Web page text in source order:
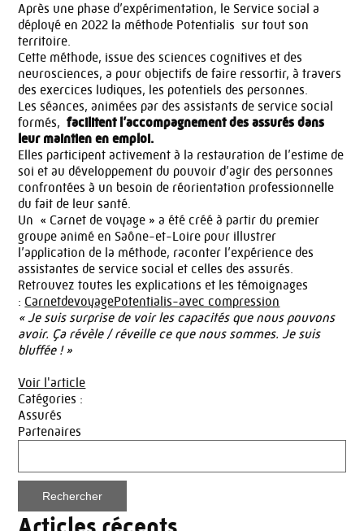
Après une phase d’expérimentation, le Service social a
déployé en 2022 la méthode Potentialis sur tout son
territoire.
Cette méthode, issue des sciences cognitives et des
neurosciences, a pour objectifs de faire ressortir, à travers
des exercices ludiques, les potentiels des personnes.
Les séances, animées par des assistants de service social
formés, facilitent l’accompagnement des assurés dans
leur maintien en emploi.
Elles participent activement à la restauration de l’estime de
soi et au développement du pouvoir d’agir des personnes
confrontées à un besoin de réorientation professionnelle
du fait de leur santé.
Un « Carnet de voyage » a été créé à partir du premier
groupe animé en Saône-et-Loire pour illustrer
l’application de la méthode, raconter l’expérience des
assistantes de service social et celles des assurés.
Retrouvez toutes les explications et les témoignages
: CarnetdevoyagePotentialis-avec compression
« Je suis surprise de voir les capacités que nous pouvons
avoir. Ça révèle / réveille ce que nous sommes. Je suis
bluffée ! »
Voir l'article
Catégories :
Assurés
Partenaires